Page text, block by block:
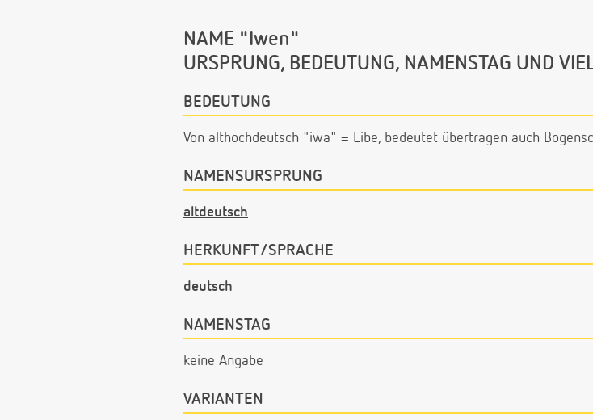
NAME "Iwen"
URSPRUNG, BEDEUTUNG, NAMENSTAG UND
BEDEUTUNG
Von althochdeutsch "iwa" = Eibe, bedeutet übertragen auch
NAMENSURSPRUNG
altdeutsch
HERKUNFT/SPRACHE
deutsch
NAMENSTAG
keine Angabe
VARIANTEN